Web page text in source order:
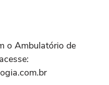
o Ambulatório de